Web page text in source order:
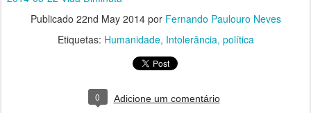
Publicado 22nd May 2014por Fernando Paulouro Neves
Etiquetas: Humanidade Intolerância política
0 Adicione um comentário